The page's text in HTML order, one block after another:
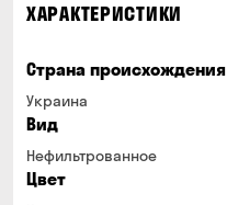
ХАРАКТЕРИСТИКИ
Страна происхождения
Украина
Вид
Нефильтрованное
Цвет